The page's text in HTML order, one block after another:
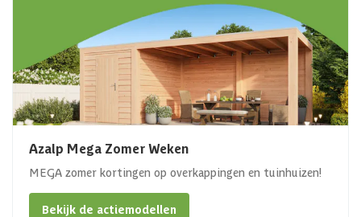
Azalp Mega Zomer Weken
MEGA zomer kortingen op overkappingen en tuinhuizen!
Bekijk de actiemodellen